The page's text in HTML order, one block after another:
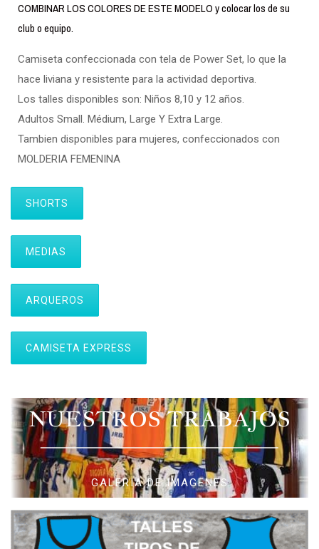
COMBINAR LOS COLORES DE ESTE MODELO y colocar los de su
club o equipo.
Camiseta confeccionada con tela de Power Set, lo que la
hace liviana y resistente para la actividad deportiva.
Los talles disponibles son: Niños 8,10 y 12 años.
Adultos Small. Médium, Large Y Extra Large.
Tambien disponibles para mujeres, confeccionados con
MOLDERIA FEMENINA
SHORTS
MEDIAS
ARQUEROS
CAMISETA EXPRESS
NUESTROS TRABAJOS
GALERIA DE IMAGENES